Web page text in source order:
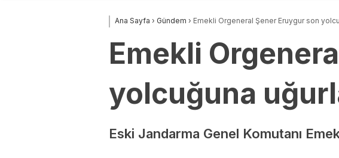
Ana Sayfa › Gündem › Emekli Orgeneral Şener Eruygur son
Emekli
yolcuğuna
Eski Jandarma Genel Komutanı